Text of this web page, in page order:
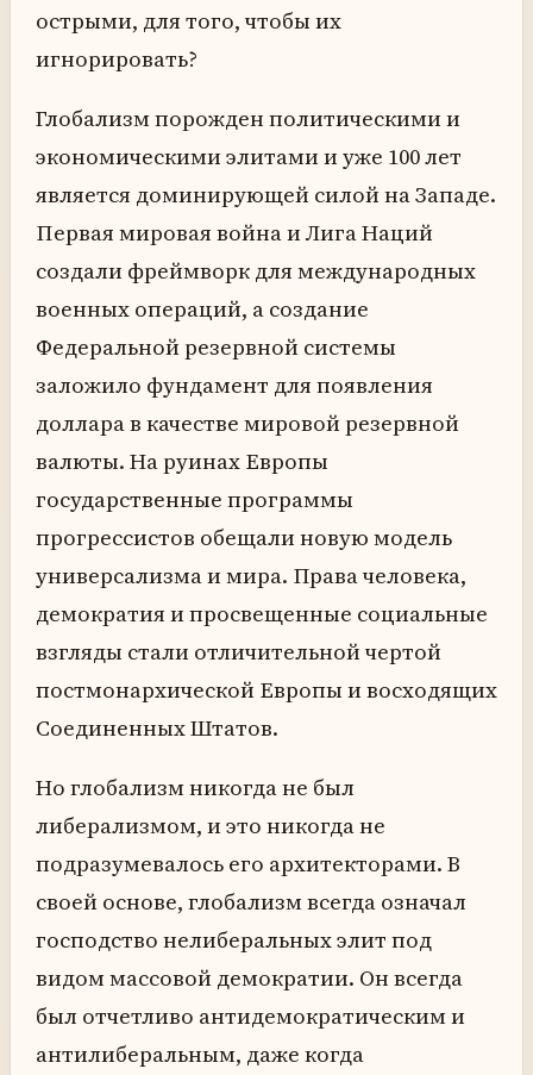
острыми, для того, чтобы их
игнорировать?
Глобализм порожден политическими и
экономическими элитами и уже 100 лет
является доминирующей силой на Западе.
Первая мировая война и Лига Наций
создали фреймворк для международных
военных операций, а создание
Федеральной резервной системы
заложило фундамент для появления
доллара в качестве мировой резервной
валюты. На руинах Европы
государственные программы
прогрессистов обещали новую модель
универсализма и мира. Права человека,
демократия и просвещенные социальные
взгляды стали отличительной чертой
постмонархической Европы и восходящих
Соединенных Штатов.
Но глобализм никогда не был
либерализмом, и это никогда не
подразумевалось его архитекторами. В
своей основе, глобализм всегда означал
господство нелиберальных элит под
видом массовой демократии. Он всегда
был отчетливо антидемократическим и
антилиберальным, даже когда